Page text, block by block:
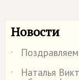
Новости
˙
˙
Наталья